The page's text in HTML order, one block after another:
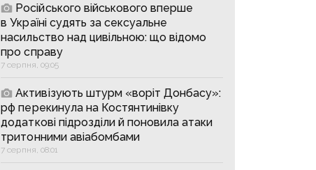
Російського військового вперше
в Україні судять за сексуальне
насильство над цивільною: що відомо
про справу
7 серпня, 09:05
Активізують штурм «воріт Донбасу»:
рф перекинула на Костянтинівку
додаткові підрозділи й поновила атаки
тритонними авіабомбами
7 серпня, 08:01